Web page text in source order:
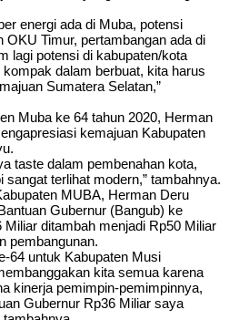
energi ada di Muba, potensi
OKU Timur, pertambangan ada di
lagi potensi di kabupaten/kota
dalam berbuat, kita harus
Sumatera Selatan,”
Muba ke 64 tahun 2020, Herman
kemajuan Kabupaten
taste dalam pembenahan kota,
sangat terlihat modern,” tambahnya.
MUBA, Herman Deru
Gubernur (Bangub) ke
ditambah menjadi Rp50 Miliar
pembangunan.
64 untuk Kabupaten Musi
kita semua karena
kinerja pemimpin-pemimpinnya,
Gubernur Rp36 Miliar saya